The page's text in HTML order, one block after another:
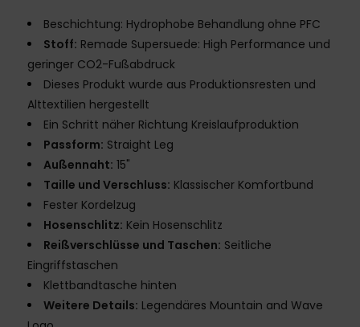
Beschichtung: Hydrophobe Behandlung ohne PFC
Stoff: Remade Supersuede: High Performance und
geringer CO2-Fußabdruck
Dieses Produkt wurde aus Produktionsresten und
Alttextilien hergestellt
Ein Schritt näher Richtung Kreislaufproduktion
Passform: Straight Leg
Außennaht: 15"
Taille und Verschluss: Klassischer Komfortbund
Fester Kordelzug
Hosenschlitz: Kein Hosenschlitz
Reißverschlüsse und Taschen: Seitliche
Eingriffstaschen
Klettbandtasche hinten
Weitere Details: Legendäres Mountain and Wave